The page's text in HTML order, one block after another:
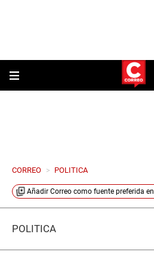
CORREO > POLITICA
Añadir Correo como fuente preferida en
POLÍTICA